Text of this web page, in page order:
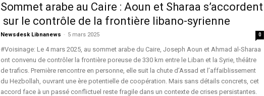
Sommet arabe au Caire : Aoun et Sharaa s’accordent
sur le contrôle de la frontière libano-syrienne
Newsdesk Libnanews - 5 mars 2025 0
#Voisinage: Le 4 mars 2025, au sommet arabe du Caire, Joseph Aoun et Ahmad al-Sharaa
ont convenu de contrôler la frontière poreuse de 330 km entre le Liban et la Syrie, théâtre
de trafics. Première rencontre en personne, elle suit la chute d’Assad et l’affaiblissement
du Hezbollah, ouvrant une ère potentielle de coopération. Mais sans détails concrets, cet
accord face à un passé conflictuel reste fragile dans un contexte de crises persistantes.